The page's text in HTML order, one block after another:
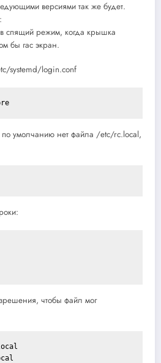
версиями так же будет.
в спящий режим, когда крышка
бы гас экран.
systemd/login.conf
по умолчанию нет файла /etc/rc.local,
чтобы файл мог